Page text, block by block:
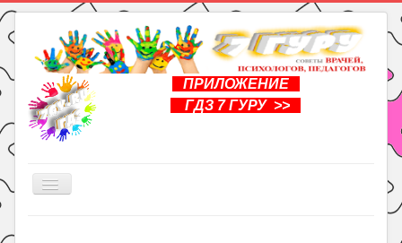
ПРИЛОЖЕНИЕ
ГДЗ 7 ГУРУ >>
Включить/